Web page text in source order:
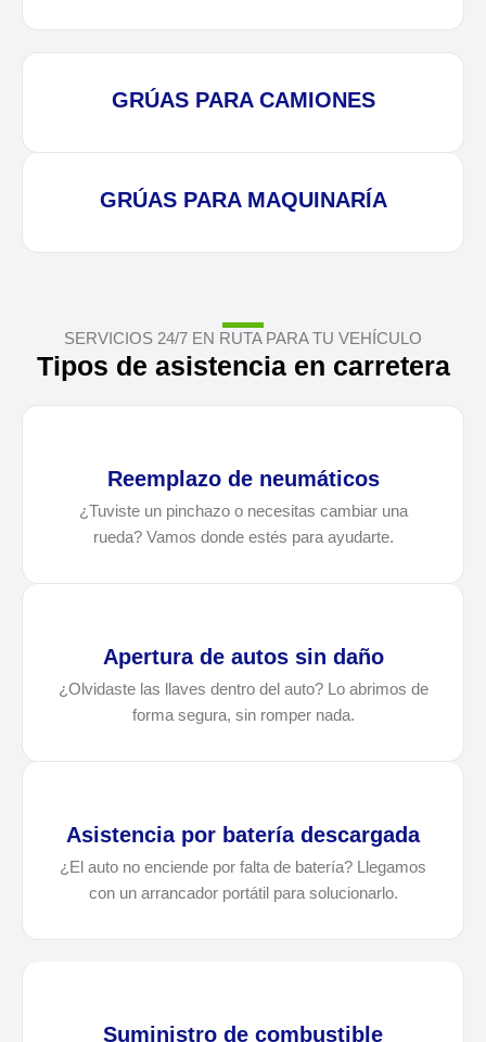
GRÚAS PARA CAMIONES
GRÚAS PARA MAQUINARÍA
SERVICIOS 24/7 EN RUTA PARA TU VEHÍCULO
Tipos de asistencia en carretera
Reemplazo de neumáticos
¿Tuviste un pinchazo o necesitas cambiar una
rueda? Vamos donde estés para ayudarte.
Apertura de autos sin daño
¿Olvidaste las llaves dentro del auto? Lo abrimos de
forma segura, sin romper nada.
Asistencia por batería descargada
¿El auto no enciende por falta de batería? Llegamos
con un arrancador portátil para solucionarlo.
Suministro de combustible